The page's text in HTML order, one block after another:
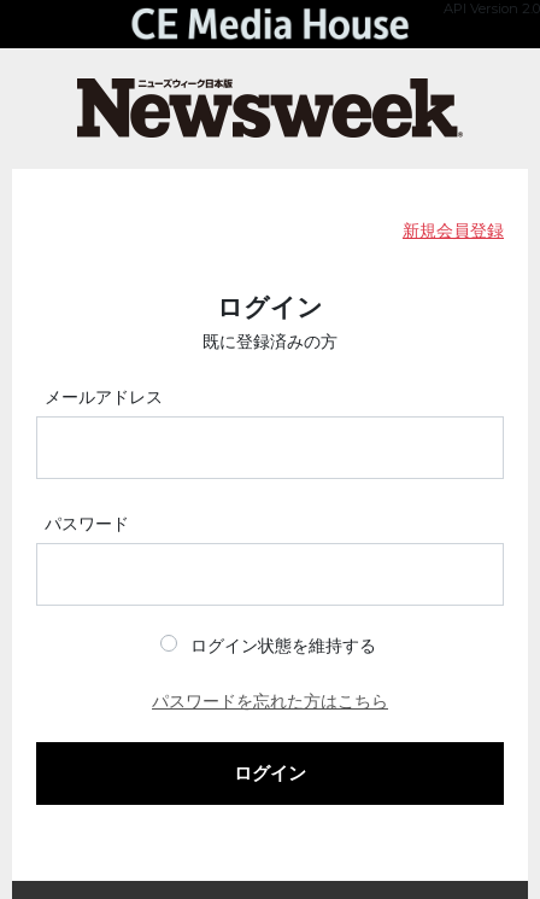
API Version 2.0
新規会員登録
ログイン
既に登録済みの方
メールアドレス
パスワード
ログイン状態を維持する
パスワードを忘れた方はこちら
ログイン